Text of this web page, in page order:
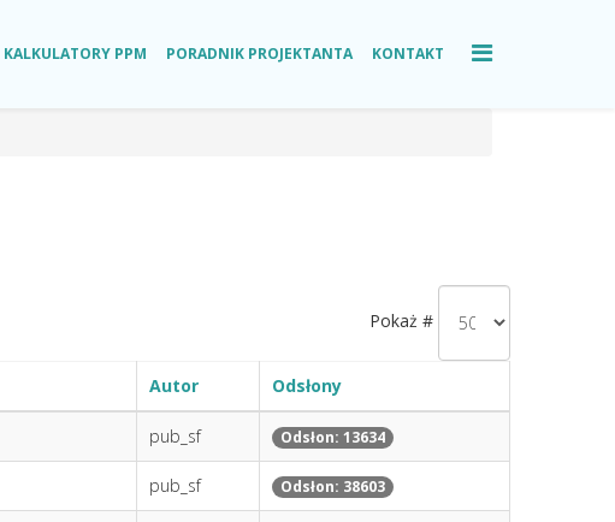
KALKULATORY PPM PORADNIK PROJEKTANTA KONTAKT
Pokaż #
Autor Odsłony
pub_sf Odsłon: 13634
pub_sf Odsłon: 38603